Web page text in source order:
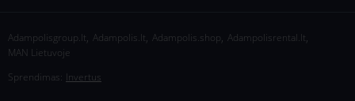
Adampolisgroup.lt, Adampolis.lt, Adampolis.shop, Adampolisrental.lt,
MAN Lietuvoje
Sprendimas: Invertus